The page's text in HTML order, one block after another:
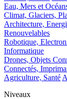
Eau, Mers et
Climat, Glaciers,
Architecture,
Renouvelables
Robotique,
Informatique
Drones, Objets
Connectés,
Agriculture, Santé
Niveaux